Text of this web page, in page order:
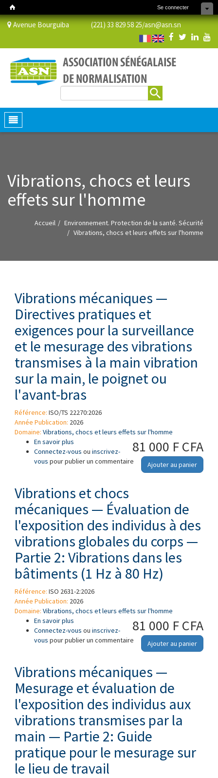
Se connecter
Avenue Bourguiba (221) 33 829 58 25/asn@asn.sn
Formulaire de recherche
Toggle
navigation
Vibrations, chocs et leurs
effets sur l'homme
Accueil
Environnement. Protection de la santé. Sécurité
Vibrations, chocs et leurs effets sur l'homme
Vibrations mécaniques —
Directives pratiques et
exigences pour la surveillance
et le mesurage des vibrations
transmises à la main vibration
sur la main, le poignet ou
l'avant-bras
Référence: ISO/TS 22270:2026
Année Publication: 2026
Domaine: Vibrations, chocs et leurs effets sur l'homme
81 000 F CFA
Ajouter au panier
En savoir plus à propos de Vibrations mécaniques —
Directives pratiques et exigences pour la
surveillance et le mesurage des vibrations
transmises à la main vibration sur la main, le
Connectez-vous ou inscrivez-
vous pour publier un commentaire
Vibrations et chocs
mécaniques — Évaluation de
l'exposition des individus à des
vibrations globales du corps —
Partie 2: Vibrations dans les
bâtiments (1 Hz à 80 Hz)
Référence: ISO 2631-2:2026
Année Publication: 2026
Domaine: Vibrations, chocs et leurs effets sur l'homme
81 000 F CFA
Ajouter au panier
En savoir plus à propos de Vibrations et chocs mécaniques —
Évaluation de l'exposition des individus à des
vibrations globales du corps — Partie 2:
Vibrations dans les bâtiments (1 Hz à 80 Hz)
Connectez-vous ou inscrivez-
vous pour publier un commentaire
Vibrations mécaniques —
Mesurage et évaluation de
l'exposition des individus aux
vibrations transmises par la
main — Partie 2: Guide
pratique pour le mesurage sur
le lieu de travail